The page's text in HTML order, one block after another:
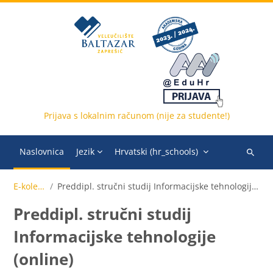
Prijava s lokalnim računom (nije za studente!)
Naslovnica Jezik Hrvatski ‎(hr_schools)‎
Pretraži
kolegije
E-kolegiji Preddipl. stručni studij Informacijske tehnologije (online)
Preddipl. stručni studij
Informacijske tehnologije
(online)